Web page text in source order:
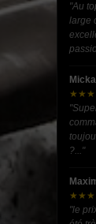
"Au
large
?..."
"le